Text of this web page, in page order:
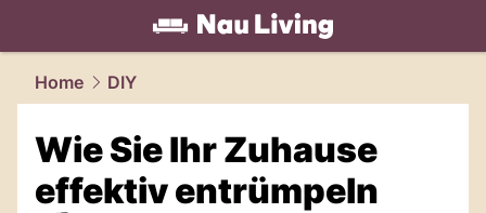
living.NAU.ch
Home DIY
Wie Sie Ihr Zuhause
effektiv entrümpeln